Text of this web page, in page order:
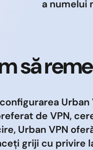
a numelui
să
de VPN,
Urban VPN
griji cu privire